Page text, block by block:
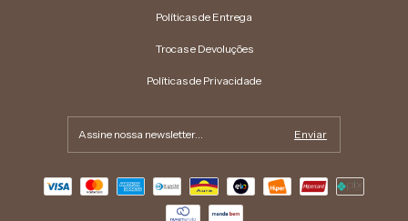
Políticas de Entrega
Trocas e Devoluções
Políticas de Privacidade